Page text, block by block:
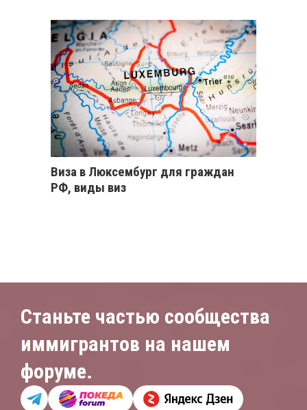
Виза в Люксембург для граждан
РФ, виды виз
Станьте частью сообщества
иммигрантов на нашем
форуме.